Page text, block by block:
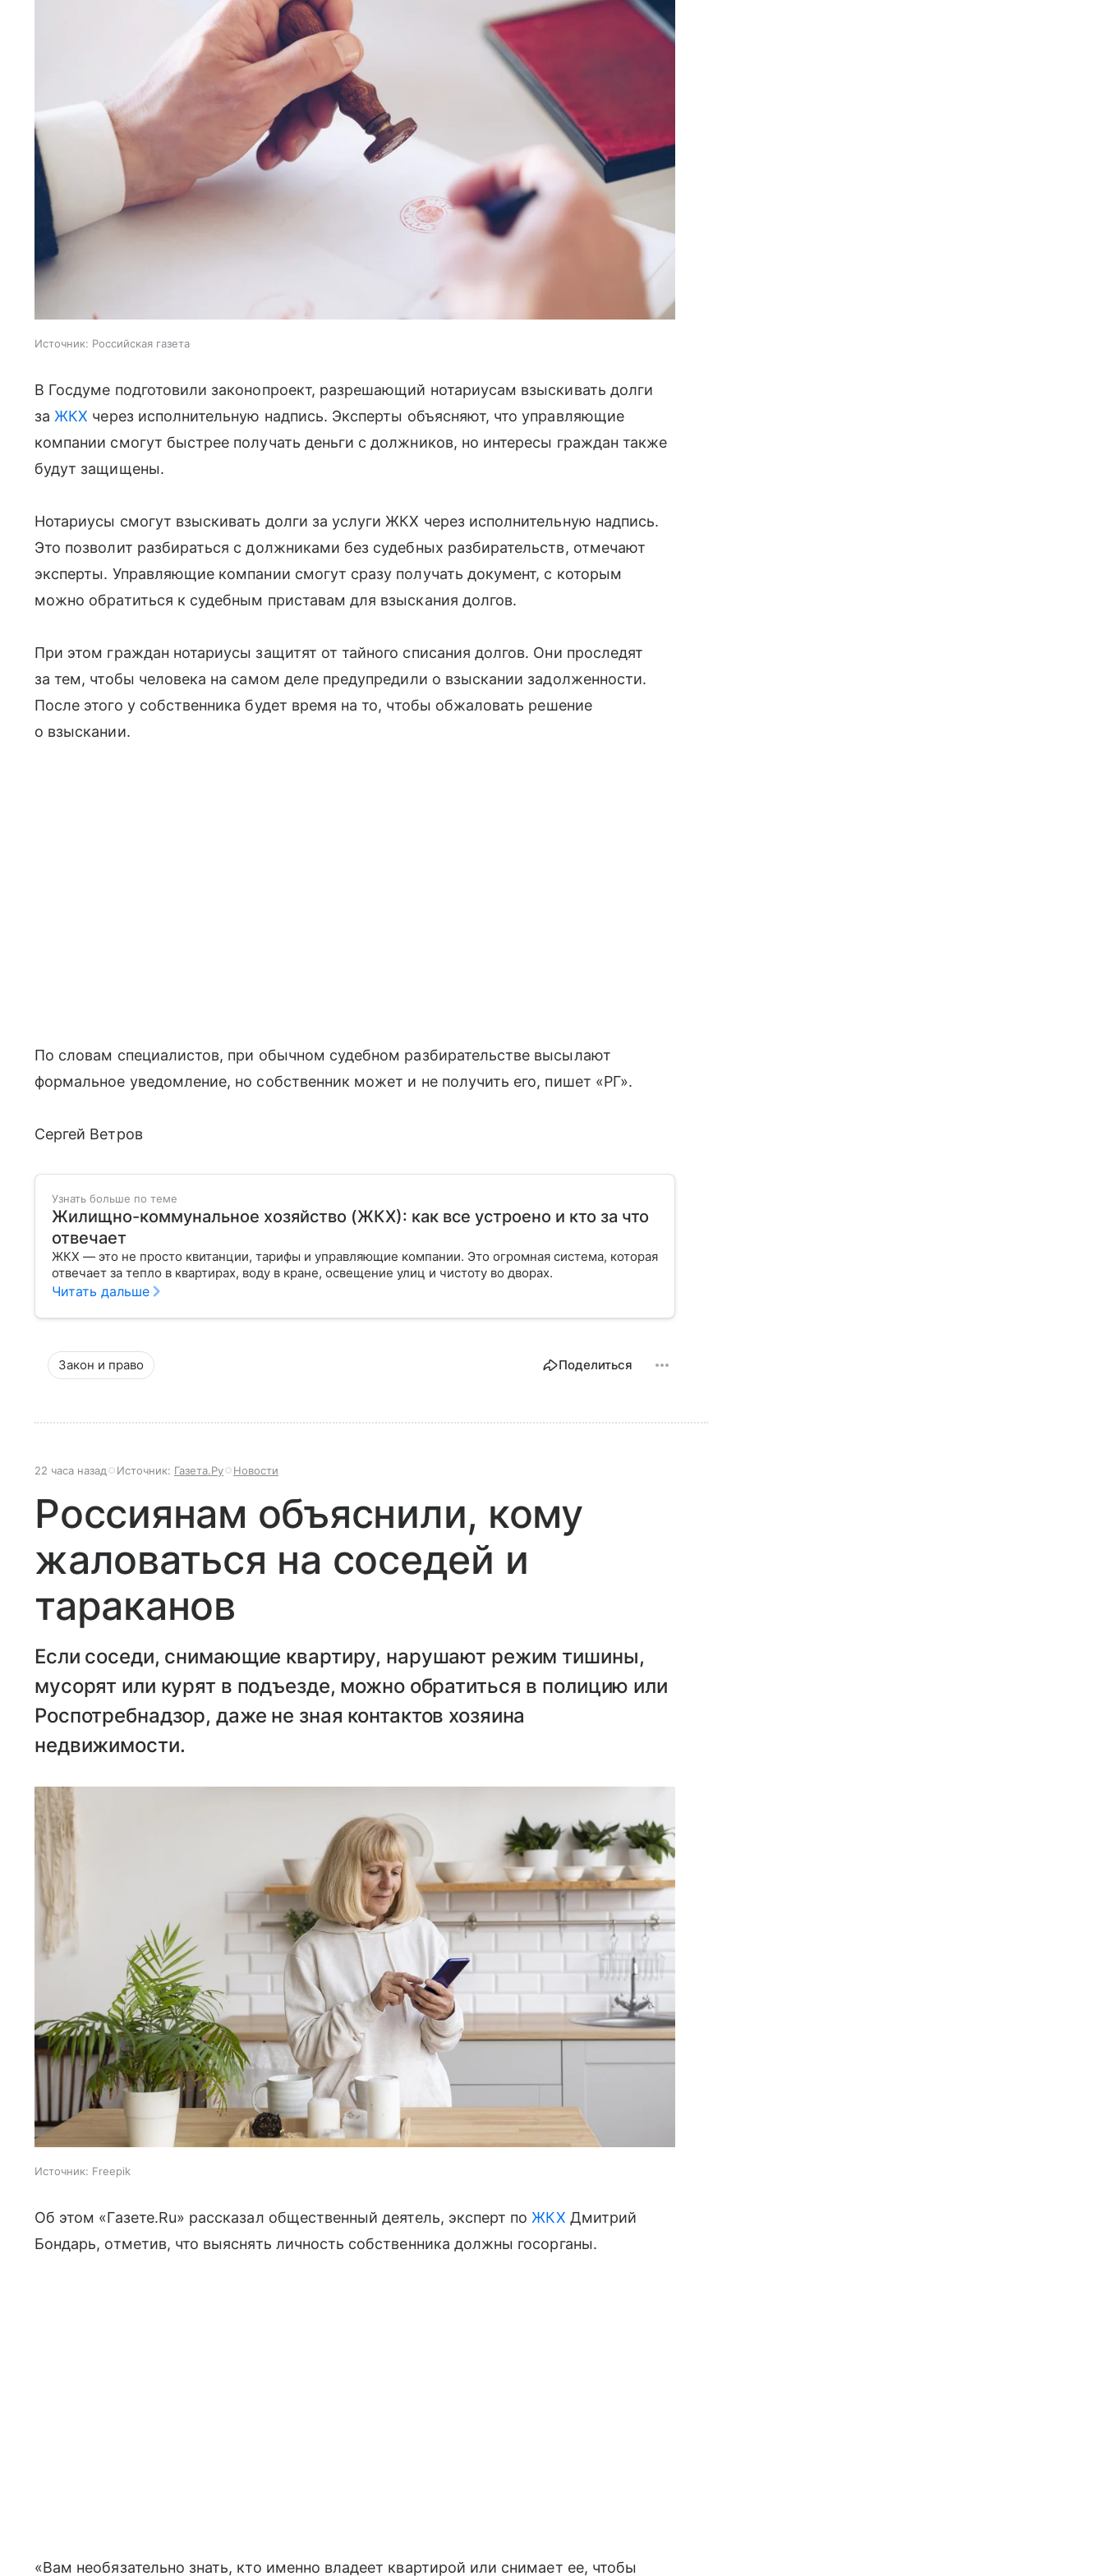
Источник: Российская газета
В Госдуме подготовили законопроект, разрешающий нотариусам взыскивать долги
за ЖКХ через исполнительную надпись. Эксперты объясняют, что управляющие
компании смогут быстрее получать деньги с должников, но интересы граждан также
будут защищены.
Нотариусы смогут взыскивать долги за услуги ЖКХ через исполнительную надпись.
Это позволит разбираться с должниками без судебных разбирательств, отмечают
эксперты. Управляющие компании смогут сразу получать документ, с которым
можно обратиться к судебным приставам для взыскания долгов.
При этом граждан нотариусы защитят от тайного списания долгов. Они проследят
за тем, чтобы человека на самом деле предупредили о взыскании задолженности.
После этого у собственника будет время на то, чтобы обжаловать решение
о взыскании.
По словам специалистов, при обычном судебном разбирательстве высылают
формальное уведомление, но собственник может и не получить его, пишет «РГ».
Сергей Ветров
Узнать больше по теме
Жилищно-коммунальное хозяйство (ЖКХ): как все устроено и кто за что
отвечает
ЖКХ — это не просто квитанции, тарифы и управляющие компании. Это огромная система, которая
отвечает за тепло в квартирах, воду в кране, освещение улиц и чистоту во дворах.
Читать дальше
Закон и право Поделиться
22 часа назад Источник: Газета.Ру Новости
Россиянам объяснили, кому
жаловаться на соседей и
тараканов
Если соседи, снимающие квартиру, нарушают режим тишины,
мусорят или курят в подъезде, можно обратиться в полицию или
Роспотребнадзор, даже не зная контактов хозяина
недвижимости.
Источник: Freepik
Об этом «Газете.Ru» рассказал общественный деятель, эксперт по ЖКХ Дмитрий
Бондарь, отметив, что выяснять личность собственника должны госорганы.
«Вам необязательно знать, кто именно владеет квартирой или снимает ее, чтобы